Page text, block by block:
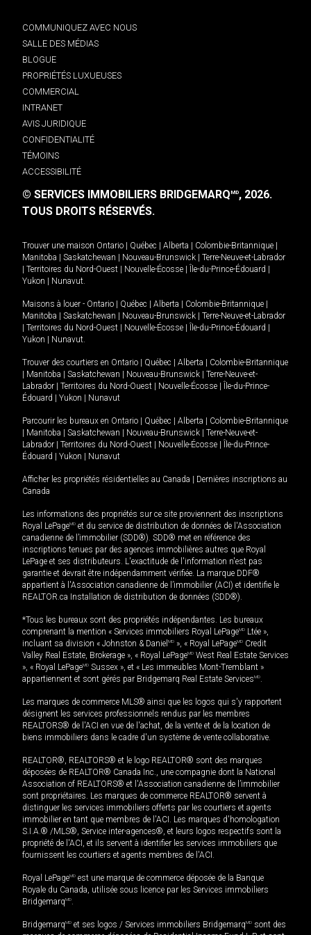
COMMUNIQUEZ AVEC NOUS
SALLE DES MÉDIAS
BLOGUE
PROPRIÉTÉS LUXUEUSES
COMMERCIAL
INTRANET
AVIS JURIDIQUE
CONFIDENTIALITÉ
TÉMOINS
ACCESSIBILITÉ
© SERVICES IMMOBILIERS BRIDGEMARQMD, 2026.
TOUS DROITS RÉSERVÉS.
Trouver une maison Ontario Québec Alberta Colombie-Britannique
Manitoba
Saskatchewan Nouveau-Brunswick
Terre-Neuve-et-Labrador
Territoires du Nord-Ouest Nouvelle-Écosse Île-du-Prince-Édouard
Yukon
Nunavut.
Maisons à louer - Ontario Québec Alberta Colombie-Britannique
Manitoba
Saskatchewan Nouveau-Brunswick
Terre-Neuve-et-Labrador
Territoires du Nord-Ouest Nouvelle-Écosse Île-du-Prince-Édouard
Yukon
Nunavut.
Trouver des courtiers en Ontario Québec Alberta
Colombie-Britannique
Manitoba Saskatchewan Nouveau-Brunswick
Terre-Neuve-et-
Labrador
Territoires du Nord-Ouest Nouvelle-Écosse
Île-du-Prince-
Édouard
Yukon Nunavut
Parcourir les bureaux en Ontario Québec Alberta
Colombie-Britannique
Manitoba Saskatchewan Nouveau-Brunswick
Terre-Neuve-et-
Labrador
Territoires du Nord-Ouest Nouvelle-Écosse
Île-du-Prince-
Édouard
Yukon Nunavut
Afficher les propriétés résidentielles au Canada
Dernières inscriptions au
Canada
Les informations des propriétés sur ce site proviennent des inscriptions
Royal LePageMD et du service de distribution de données de l'Association
canadienne de l’immobilier (SDD®). SDD® met en référence des
inscriptions tenues par des agences immobilières autres que Royal
LePage et ses distributeurs. L'exactitude de l'information n'est pas
garantie et devrait être indépendamment vérifiée. La marque DDF®
appartient à l'Association canadienne de l’immobilier (ACI) et identifie le
REALTOR.ca Installation de distribution de données (SDD®).
*Tous les bureaux sont des propriétés indépendantes. Les bureaux
comprenant la mention « Services immobiliers Royal LePageMD Ltée »,
incluant sa division « Johnston & Daniel MD », « Royal LePageMD Credit
Valley Real Estate, Brokerage », « Royal LePageMD West Real Estate Services
», « Royal LePageMD Sussex », et « Les immeubles Mont-Tremblant »
appartiennent et sont gérés par Bridgemarq Real Estate ServicesMD.
Les marques de commerce MLS® ainsi que les logos qui s'y rapportent
désignent les services professionnels rendus par les membres
REALTORS® de l'ACI en vue de l'achat, de la vente et de la location de
biens immobiliers dans le cadre d'un système de vente collaborative.
REALTOR®, REALTORS® et le logo REALTOR® sont des marques
déposées de REALTOR® Canada Inc., une compagnie dont la National
Association of REALTORS® et l'Association canadienne de l’immobilier
sont propriétaires. Les marques de commerce REALTOR® servent à
distinguer les services immobiliers offerts par les courtiers et agents
immobilier en tant que membres de l'ACI. Les marques d'homologation
S.I.A.® /MLS®, Service inter-agences®, et leurs logos respectifs sont la
propriété de l'ACI, et ils servent à identifier les services immobiliers que
fournissent les courtiers et agents membres de l'ACI.
Royal LePageMD est une marque de commerce déposée de la Banque
Royale du Canada, utilisée sous licence par les Services immobiliers
BridgemarqMD.
BridgemarqMD et ses logos / Services immobiliers BridgemarqMD sont des